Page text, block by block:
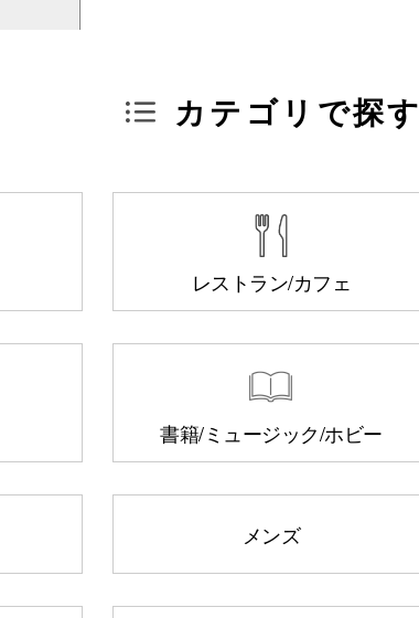
カテゴリで探す
レストラン/カフェ
書籍/ミュージック/ホビー
メンズ